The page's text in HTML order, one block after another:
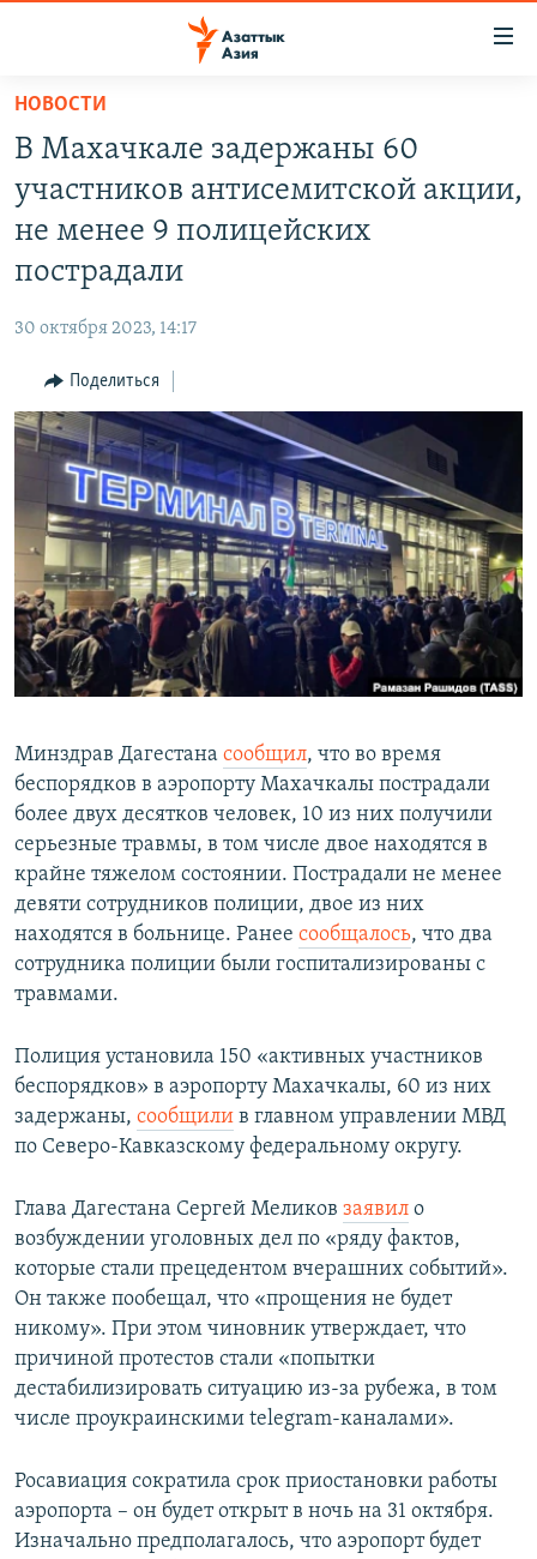
Вернуться
основному
содержанию
Вернутся
главной
Вернутся
поиску
ВОЙНА В УКРАИНЕ
КЫРГЫЗЧА
ЎЗБЕКЧА
ТОҶИКӢ
TÜRKMENÇE
ПОДПИШИТЕСЬ НА НАС В СОЦСЕТЯХ
Все сайты РСЕ/РС
НОВОСТИ
В Махачкале задержаны 60
участников антисемитской акции,
не менее 9 полицейских
пострадали
30 октября 2023, 14:17
Поделиться
Минздрав Дагестана сообщил, что во время
беспорядков в аэропорту Махачкалы пострадали
более двух десятков человек, 10 из них получили
серьезные травмы, в том числе двое находятся в
крайне тяжелом состоянии. Пострадали не менее
девяти сотрудников полиции, двое из них
находятся в больнице. Ранее сообщалось, что два
сотрудника полиции были госпитализированы с
травмами.
Полиция установила 150 «активных участников
беспорядков» в аэропорту Махачкалы, 60 из них
задержаны, сообщили в главном управлении МВД
по Северо-Кавказскому федеральному округу.
Глава Дагестана Сергей Меликов заявил о
возбуждении уголовных дел по «ряду фактов,
которые стали прецедентом вчерашних событий».
Он также пообещал, что «прощения не будет
никому». При этом чиновник утверждает, что
причиной протестов стали «попытки
дестабилизировать ситуацию из-за рубежа, в том
числе проукраинскими telegram-каналами».
Росавиация сократила срок приостановки работы
аэропорта – он будет открыт в ночь на 31 октября.
Изначально предполагалось, что аэропорт будет